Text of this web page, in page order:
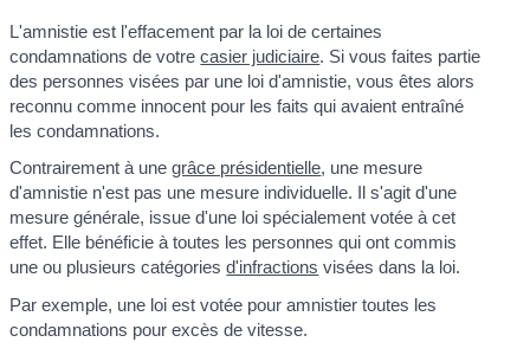
L'amnistie est l'effacement par la loi de certaines
condamnations de votrecasier judiciaire. Si vous faites partie
des personnes visées par une loi d'amnistie, vous êtes alors
reconnu comme innocent pour les faits qui avaient entraîné
les condamnations.
Contrairement à unegrâce présidentielle, une mesure
d'amnistie n'est pas une mesure individuelle. Il s'agit d'une
mesure générale, issue d'une loi spécialement votée à cet
effet. Elle bénéficie à toutes les personnes qui ont commis
une ou plusieurs catégoriesd'infractions visées dans la loi.
Par exemple, une loi est votée pour amnistier toutes les
condamnations pour excès de vitesse.